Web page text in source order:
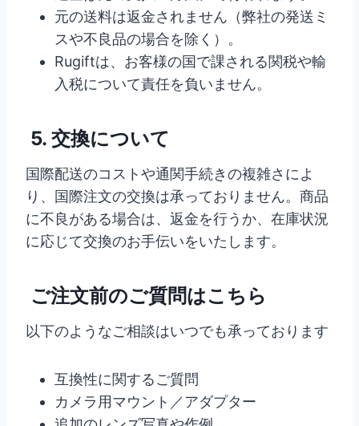
元の送料は返金されません（弊社の発送ミ
スや不良品の場合を除く）。
Rugiftは、お客様の国で課される関税や輸
入税について責任を負いません。
5. 交換について
国際配送のコストや通関手続きの複雑さによ
り、国際注文の交換は承っておりません。商品
に不良がある場合は、返金を行うか、在庫状況
に応じて交換のお手伝いをいたします。
ご注文前のご質問はこちら
以下のようなご相談はいつでも承っております
互換性に関するご質問
カメラ用マウント／アダプター